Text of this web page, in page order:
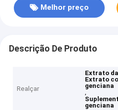
Melhor preço
Descrição De Produto
Realçar
Extrato
Extrato
genciana
,
genciana